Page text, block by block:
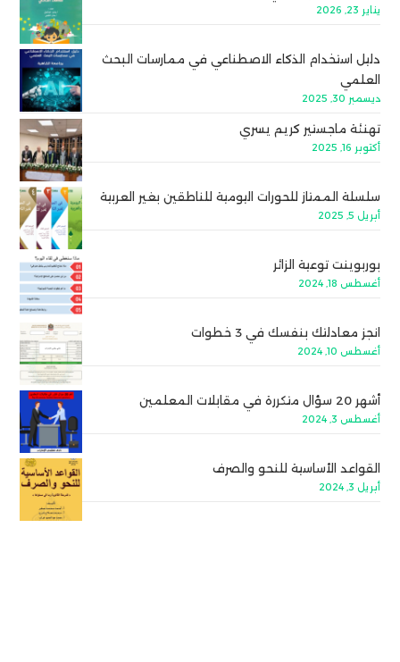
يناير 23, 2026
دليل استخدام الذكاء الاصطناعي في ممارسات البحث
العلمي
ديسمبر 30, 2025
تهنئة ماجستير كريم يسري
أكتوبر 16, 2025
سلسلة الممتاز للحورات اليومية للناطقين بغير العربية
أبريل 5, 2025
بوربوينت توعية الزائر
أغسطس 18, 2024
انجز معادلتك بنفسك في 3 خطوات
أغسطس 10, 2024
أشهر 20 سؤال متكررة في مقابلات المعلمين
أغسطس 3, 2024
القواعد الأساسية للنحو والصرف
أبريل 3, 2024